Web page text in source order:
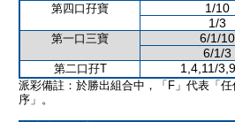
第四口孖寶 1/10
1/3
第一口三寶 6/1/10
6/1/3
第二口孖T 1,4,11/
派彩備註：於勝出組合中，「F」代表「
序」。